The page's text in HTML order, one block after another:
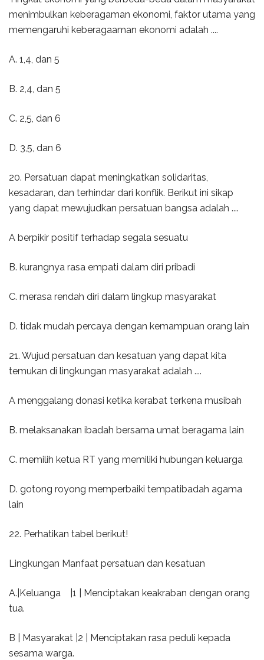
menimbulkan keberagaman ekonomi, faktor utama yang
memengaruhi keberagaaman ekonomi adalah ....
A. 1,4, dan 5
B. 2,4, dan 5
C. 2,5, dan 6
D. 3,5, dan 6
20. Persatuan dapat meningkatkan solidaritas,
kesadaran, dan terhindar dari konflik. Berikut ini sikap
yang dapat mewujudkan persatuan bangsa adalah ....
A berpikir positif terhadap segala sesuatu
B. kurangnya rasa empati dalam diri pribadi
C. merasa rendah diri dalam lingkup masyarakat
D. tidak mudah percaya dengan kemampuan orang lain
21. Wujud persatuan dan kesatuan yang dapat kita
temukan di lingkungan masyarakat adalah ....
A menggalang donasi ketika kerabat terkena musibah
B. melaksanakan ibadah bersama umat beragama lain
C. memilih ketua RT yang memiliki hubungan keluarga
D. gotong royong memperbaiki tempatibadah agama
lain
22. Perhatikan tabel berikut!
Lingkungan Manfaat persatuan dan kesatuan
A.|Keluanga |1 | Menciptakan keakraban dengan orang
tua.
B | Masyarakat |2 | Menciptakan rasa peduli kepada
sesama warga.